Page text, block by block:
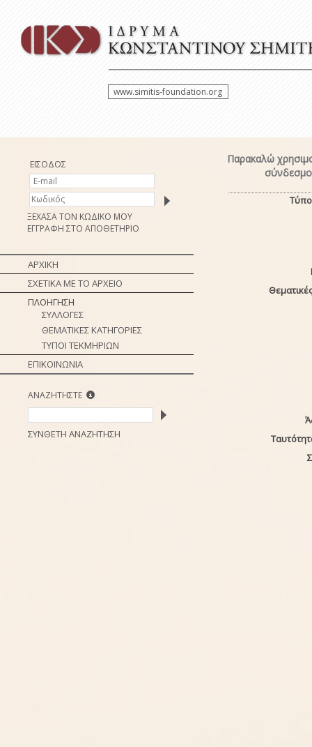
www.simitis-foundation.org
ΕΙΣΟΔΟΣ
ΞΕΧΑΣΑ ΤΟΝ ΚΩΔΙΚΟ ΜΟΥ
ΕΓΓΡΑΦΗ ΣΤΟ ΑΠΟΘΕΤΗΡΙΟ
ΑΡΧΙΚΗ
ΣΧΕΤΙΚΑ ΜΕ ΤΟ ΑΡΧΕΙΟ
ΠΛΟΗΓΗΣΗ
ΣΥΛΛΟΓΕΣ
ΘΕΜΑΤΙΚΕΣ ΚΑΤΗΓΟΡΙΕΣ
ΤΥΠΟΙ ΤΕΚΜΗΡΙΩΝ
ΕΠΙΚΟΙΝΩΝΙΑ
ΑΝΑΖΗΤΗΣΤΕ
ΣΥΝΘΕΤΗ ΑΝΑΖΗΤΗΣΗ
Παρακαλώ